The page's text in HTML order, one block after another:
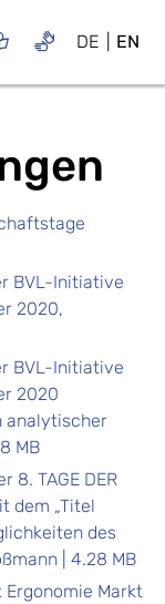
DE EN
BVL-Initiative
2020,
BVL-Initiative
2020
analytischer
MB
8. TAGE DER
dem „Titel
des
| 4.28 MB
Markt